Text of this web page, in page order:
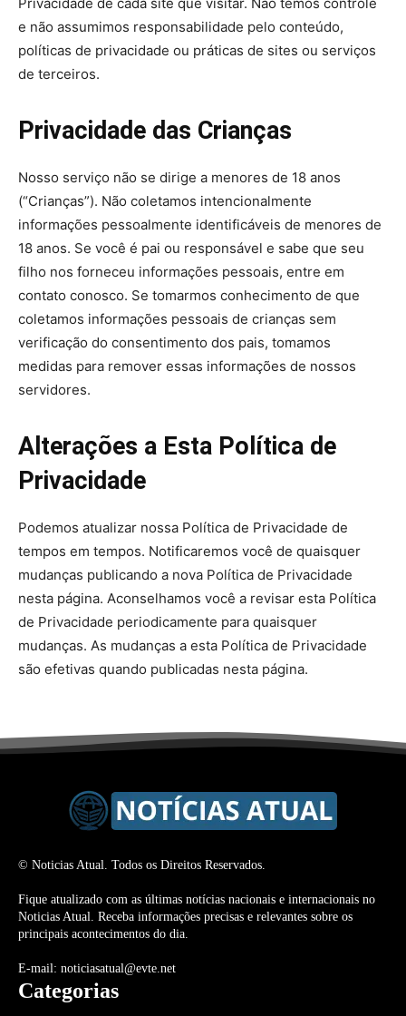
Privacidade de cada site que visitar. Não temos controle
e não assumimos responsabilidade pelo conteúdo,
políticas de privacidade ou práticas de sites ou serviços
de terceiros.
Privacidade das Crianças
Nosso serviço não se dirige a menores de 18 anos
(“Crianças”). Não coletamos intencionalmente
informações pessoalmente identificáveis de menores de
18 anos. Se você é pai ou responsável e sabe que seu
filho nos forneceu informações pessoais, entre em
contato conosco. Se tomarmos conhecimento de que
coletamos informações pessoais de crianças sem
verificação do consentimento dos pais, tomamos
medidas para remover essas informações de nossos
servidores.
Alterações a Esta Política de
Privacidade
Podemos atualizar nossa Política de Privacidade de
tempos em tempos. Notificaremos você de quaisquer
mudanças publicando a nova Política de Privacidade
nesta página. Aconselhamos você a revisar esta Política
de Privacidade periodicamente para quaisquer
mudanças. As mudanças a esta Política de Privacidade
são efetivas quando publicadas nesta página.
© Noticias Atual. Todos os Direitos Reservados.
Fique atualizado com as últimas notícias nacionais e internacionais no
Noticias Atual. Receba informações precisas e relevantes sobre os
principais acontecimentos do dia.
E-mail: noticiasatual@evte.net
Categorias